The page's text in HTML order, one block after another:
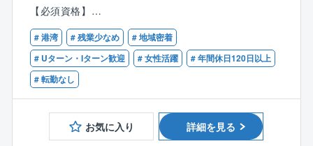
■港湾計画、岸壁及び防波堤の新設設計、改良・補修設
計、耐震・耐津波性能照査
■海岸保全施設（護岸・堤防など）の新設設計、改良・
補修設計、耐震・耐津波性能照査
■港湾・海岸保全施設の維持管理計画検討
【同社が携わる分野について】
【必須資格】
技術士（建設部門：港湾及び空港）
# 港湾 # 残業少なめ
# 地域密着
# Uターン・Iターン歓迎
# 女性活躍
# 年間休日120日以上
# 転勤なし
お気に入り 詳細を見る